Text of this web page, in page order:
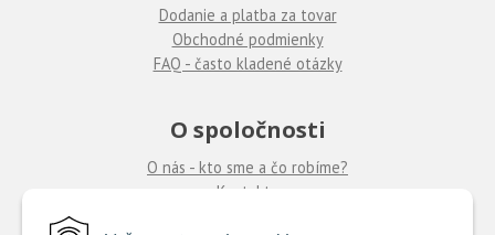
Dodanie a platba za tovar
Obchodné podmienky
FAQ - často kladené otázky
O spoločnosti
O nás - kto sme a čo robíme?
Kontakty